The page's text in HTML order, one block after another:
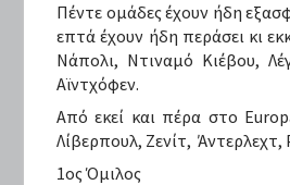
Πέντε ομάδες έχουν ήδη
επτά έχουν ήδη περάσει κι
Νάπολι, Ντιναμό Κιέβου,
Αϊντχόφεν.
Από εκεί και πέρα στο
Λίβερπουλ, Ζενίτ,
1oς Όμιλος